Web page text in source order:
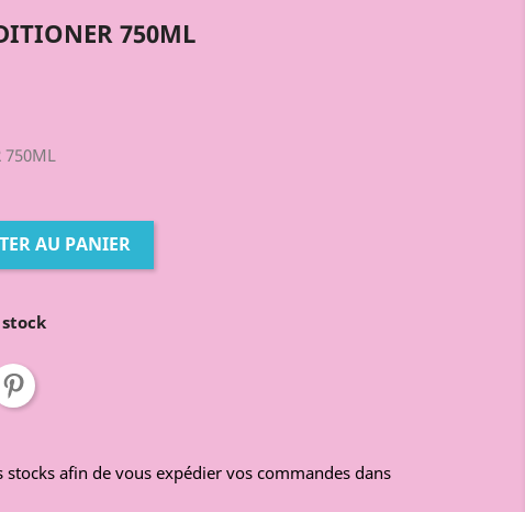
750ML
750ML
AU PANIER
afin de vous expédier vos commandes dans